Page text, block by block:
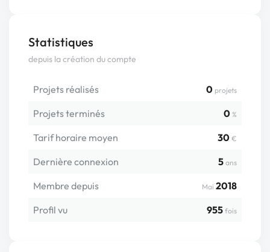
Statistiques
depuis la création du compte
Projets réalisés 0 projets
Projets terminés 0 %
Tarif horaire moyen 30 €
Dernière connexion 5 ans
Membre depuis Mai 2018
Profil vu
955 fois